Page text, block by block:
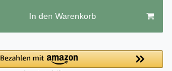
In den Warenkorb